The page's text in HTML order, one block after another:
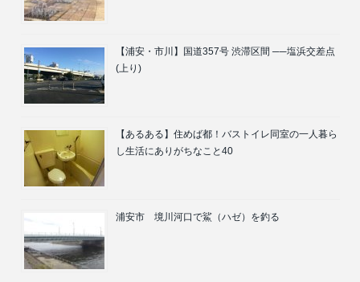
【浦安・市川】国道357号 渋滞区間 ──塩浜交差点
(上り)
【あるある】住めば都！バストイレ同室の一人暮ら
し生活にありがちなこと40
浦安市 境川河口で鯊（ハゼ）を釣る